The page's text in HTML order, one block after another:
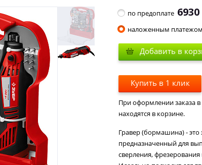
по предоплате 6930
наложенным платежом
Добавить в
Купить в 1 клик
При оформлении заказа в
находятся в корзине.
Гравер (бормашина) -
предназначенный для
сверления,